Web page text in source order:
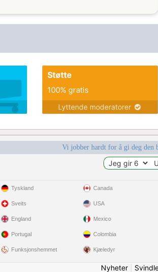
Støtte
100% gratis
Lyttende moderatorer
Vi jobber hardt for å gi deg den
Tyskland
Sveits
England
Portugal
Funksjonshemmet
Canada
USA
Mexico
Colombia
Kjæledyr
Nyheter|